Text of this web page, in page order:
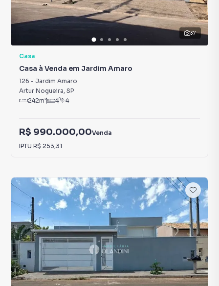
37
Casa
Casa à Venda em Jardim Amaro
126 - Jardim Amaro
Artur Nogueira, SP
242m² 4 4
R$ 990.000,00Venda
IPTU R$ 253,31